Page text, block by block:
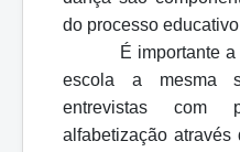
do processo
É importante
escola a mesma
entrevistas com
alfabetização